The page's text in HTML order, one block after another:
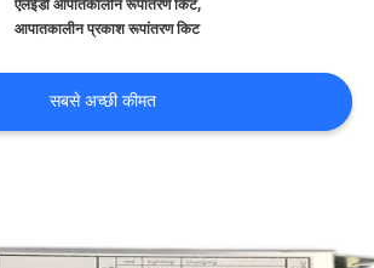
एलईडी आपातकालीन रूपांतरण किट
आपातकालीन प्रकाश रूपांतरण किट
सबसे अच्छी कीमत